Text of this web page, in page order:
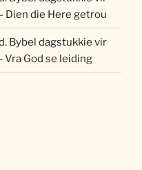
Dien die Here getrou
Bybel dagstukkie vir
Vra God se leiding